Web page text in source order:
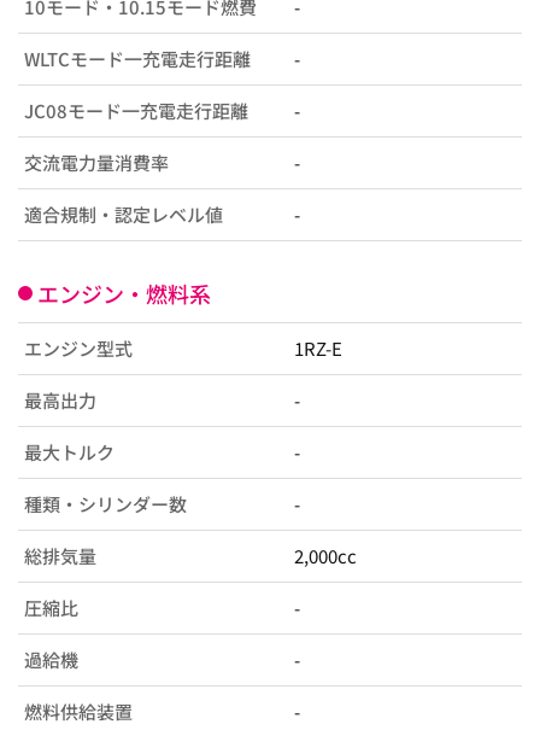
10モード・10.15モード燃費 -
WLTCモード一充電走行距離 -
JC08モード一充電走行距離 -
交流電力量消費率 -
適合規制・認定レベル値 -
エンジン・燃料系
エンジン型式 1RZ-E
最高出力 -
最大トルク -
種類・シリンダー数 -
総排気量 2,000cc
圧縮比 -
過給機 -
燃料供給装置 -